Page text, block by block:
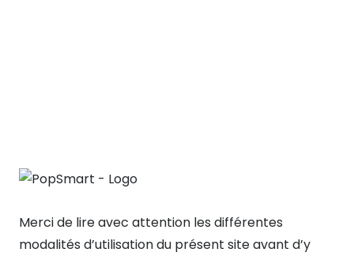
Merci de lire avec attention les différentes
modalités d’utilisation du présent site avant d’y